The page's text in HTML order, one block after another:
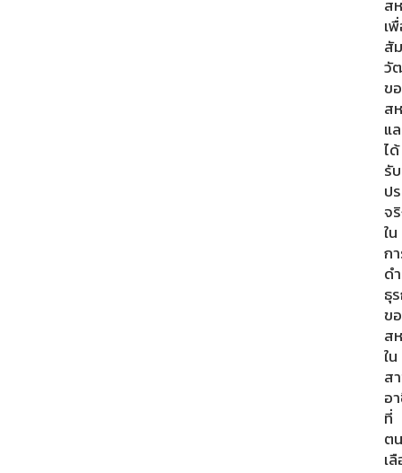
ส
เ
สั
วั
ข
ส
แ
ได้
รับ
ป
จ
ใน
ก
ด
ธุ
ข
ส
ใน
ส
อ
ที่
ตน
เ